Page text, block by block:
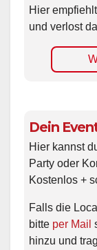
Hier
und verlost
Dein
Hier kannst
Party oder
Kostenlos +
Falls die
bitte per Mail
hinzu und